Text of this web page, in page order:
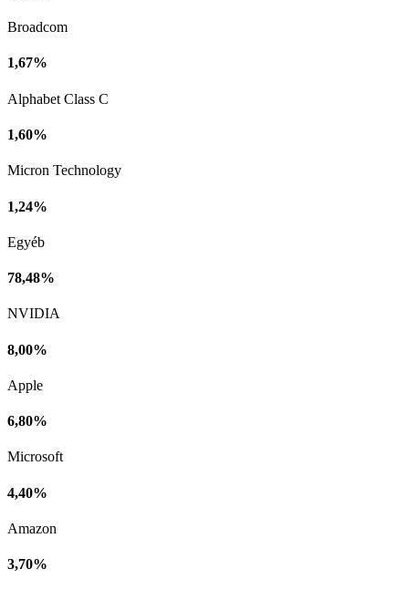
Broadcom
1,67%
Alphabet Class C
1,60%
Micron Technology
1,24%
Egyéb
78,48%
NVIDIA
8,00%
Apple
6,80%
Microsoft
4,40%
Amazon
3,70%